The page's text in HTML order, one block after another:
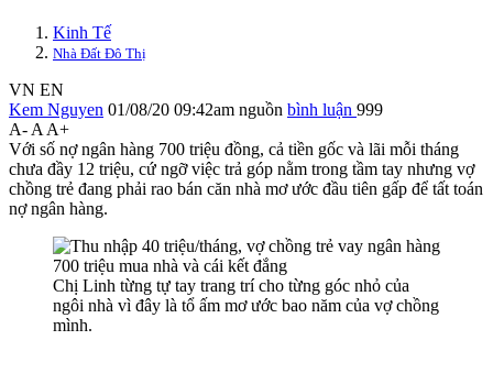
Kinh Tế
Nhà Đất Đô Thị
VN EN
Kem Nguyen 01/08/20 09:42am nguồn bình luận 999
A- A A+
Với số nợ ngân hàng 700 triệu đồng, cả tiền gốc và lãi mỗi tháng
chưa đầy 12 triệu, cứ ngỡ việc trả góp nằm trong tầm tay nhưng vợ
chồng trẻ đang phải rao bán căn nhà mơ ước đầu tiên gấp để tất toán
nợ ngân hàng.
Chị Linh từng tự tay trang trí cho từng góc nhỏ của
ngôi nhà vì đây là tổ ấm mơ ước bao năm của vợ chồng
mình.